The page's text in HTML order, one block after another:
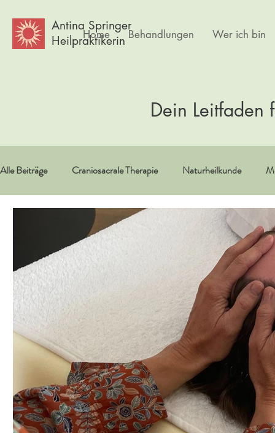
Antina Springer
Heilpraktikerin
Home Behandlungen Wer ich bin
Dein Leitfaden
Alle Beiträge Craniosacrale Therapie Naturheilkunde
Vitamine/Spurenelemente
Psychlogie Kultur